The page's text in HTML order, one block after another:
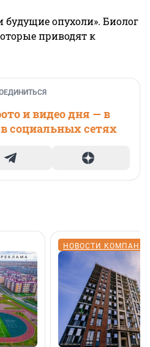
будущие опухоли». Биолог
приводят к
и видео дня — в
социальных сетях
НОВОСТИ